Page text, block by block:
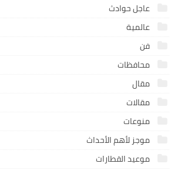
عاجل حوادث
عالمية
فن
محافظات
مقال
مقالات
منوعات
موجز لأهم الأحداث
موعيد القطارات